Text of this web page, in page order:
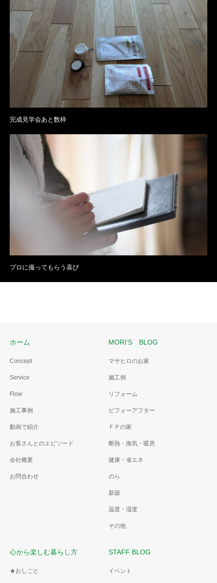
完成見学会あと数枠
プロに撮ってもらう喜び
ホーム
Concept
Service
Flow
施工事例
動画で紹介
お客さんとのエピソード
会社概要
お問合わせ
MORI’S BLOG
マサヒロのお家
施工例
リフォーム
ビフォーアフター
ＦＰの家
断熱・換気・暖房
健康・省エネ
のら
新築
温度・湿度
その他
心から楽しむ暮らし方
★おしごと
STAFF BLOG
イベント